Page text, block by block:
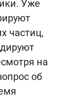
Уже
частиц,
на
об